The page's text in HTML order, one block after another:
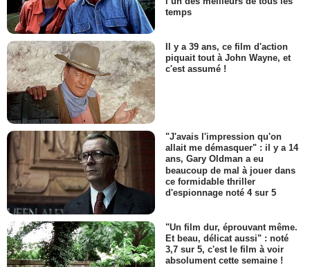
temps
Il y a 39 ans, ce film d'action
piquait tout à John Wayne, et
c'est assumé !
"J'avais l'impression qu'on
allait me démasquer" : il y a 14
ans, Gary Oldman a eu
beaucoup de mal à jouer dans
ce formidable thriller
d'espionnage noté 4 sur 5
"Un film dur, éprouvant même.
Et beau, délicat aussi" : noté
3,7 sur 5, c'est le film à voir
absolument cette semaine !